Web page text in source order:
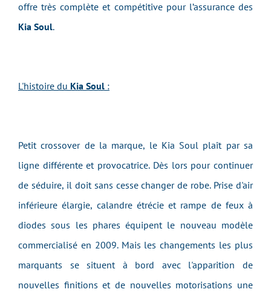
offre très complète et compétitive pour l’assurance des
Kia Soul.
L'histoire du Kia Soul :
Petit crossover de la marque, le Kia Soul plaît par sa
ligne différente et provocatrice. Dès lors pour continuer
de séduire, il doit sans cesse changer de robe. Prise d'air
inférieure élargie, calandre étrécie et rampe de feux à
diodes sous les phares équipent le nouveau modèle
commercialisé en 2009. Mais les changements les plus
marquants se situent à bord avec l'apparition de
nouvelles finitions et de nouvelles motorisations une